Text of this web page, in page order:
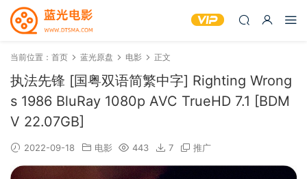
当前位置： 首页 蓝光原盘 电影 正文
执法先锋 [国粤双语简繁中字] Righting Wrong
s 1986 BluRay 1080p AVC TrueHD 7.1 [BDM
V 22.07GB]
2022-09-18 电影 443 7 推广